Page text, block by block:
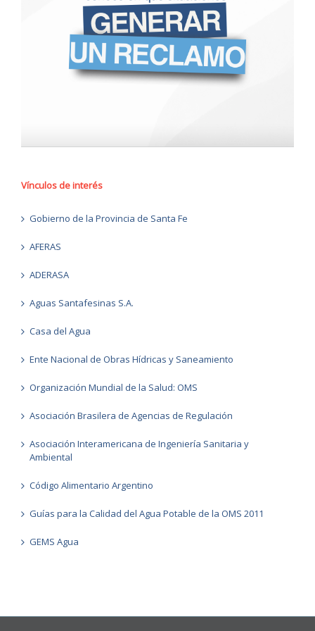
Vínculos de interés
Gobierno de la Provincia de Santa Fe
AFERAS
ADERASA
Aguas Santafesinas S.A.
Casa del Agua
Ente Nacional de Obras Hídricas y Saneamiento
Organización Mundial de la Salud: OMS
Asociación Brasilera de Agencias de Regulación
Asociación Interamericana de Ingeniería Sanitaria y
Ambiental
Código Alimentario Argentino
Guías para la Calidad del Agua Potable de la OMS 2011
GEMS Agua